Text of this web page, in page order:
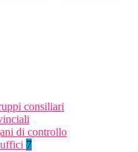
consiliari
di controllo
7